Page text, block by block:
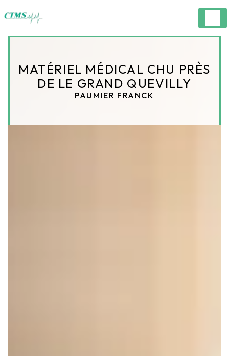
MATÉRIEL MÉDICAL CHU PRÈS
DE LE GRAND QUEVILLY
PAUMIER FRANCK